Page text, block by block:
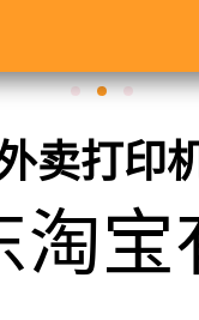
卖打印
淘宝